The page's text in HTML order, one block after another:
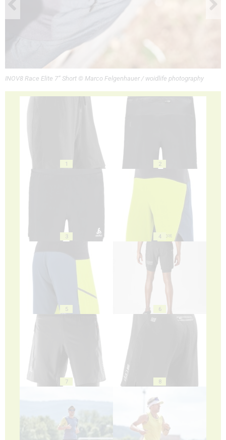
INOV8 Race Elite 7“ Short © Marco Felgenhauer / woidlife photography
1 2
3 4
5 6
7 8